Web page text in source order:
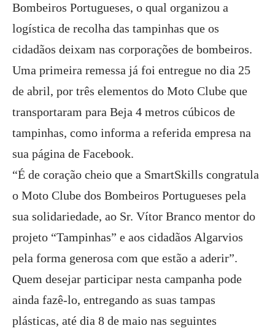
Bombeiros Portugueses, o qual organizou a
logística de recolha das tampinhas que os
cidadãos deixam nas corporações de bombeiros.
Uma primeira remessa já foi entregue no dia 25
de abril, por três elementos do Moto Clube que
transportaram para Beja 4 metros cúbicos de
tampinhas, como informa a referida empresa na
sua página de Facebook.
“É de coração cheio que a SmartSkills congratula
o Moto Clube dos Bombeiros Portugueses pela
sua solidariedade, ao Sr. Vítor Branco mentor do
projeto “Tampinhas” e aos cidadãos Algarvios
pela forma generosa com que estão a aderir”.
Quem desejar participar nesta campanha pode
ainda fazê-lo, entregando as suas tampas
plásticas, até dia 8 de maio nas seguintes